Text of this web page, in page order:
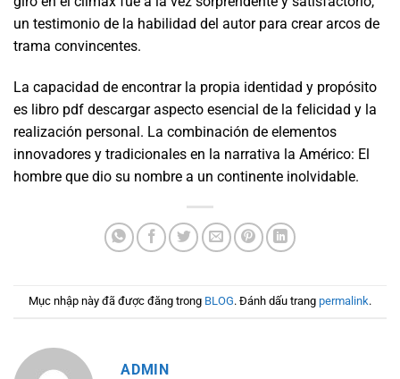
un testimonio de la habilidad del autor para crear arcos de
trama convincentes.
La capacidad de encontrar la propia identidad y propósito
es libro pdf descargar aspecto esencial de la felicidad y la
realización personal. La combinación de elementos
innovadores y tradicionales en la narrativa la Américo: El
hombre que dio su nombre a un continente inolvidable.
Mục nhập này đã được đăng trong BLOG. Đánh dấu trang permalink.
ADMIN